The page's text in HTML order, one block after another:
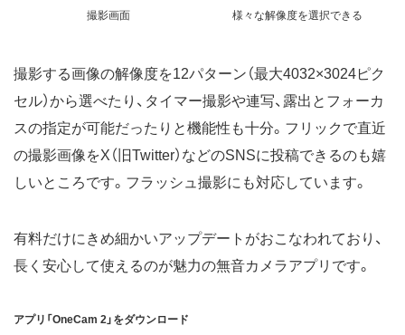
撮影画面 様々な解像度を選択できる
撮影する画像の解像度を12パターン（最大4032×3024ピク
セル）から選べたり、タイマー撮影や連写、露出とフォーカ
スの指定が可能だったりと機能性も十分。フリックで直近
の撮影画像をX（旧Twitter）などのSNSに投稿できるのも嬉
しいところです。フラッシュ撮影にも対応しています。
有料だけにきめ細かいアップデートがおこなわれており、
長く安心して使えるのが魅力の無音カメラアプリです。
アプリ「OneCam 2」をダウンロード